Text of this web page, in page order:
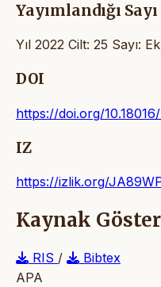
Yayımlandığı Sayı
Yıl 2022 Cilt: 25 Sayı:
DOI
https://doi.org/
IZ
https://izlik.org/
Kaynak Göster
RIS /
Bibtex
APA